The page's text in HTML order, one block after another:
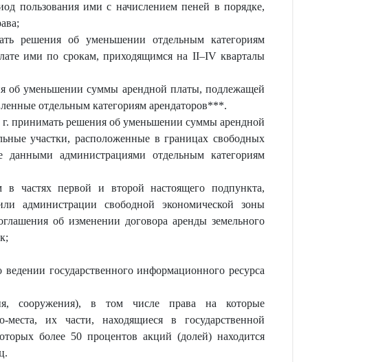
пользования ими с начислением пеней в порядке,
решения об уменьшении отдельным категориям
ими по срокам, приходящимся на II–IV кварталы
об уменьшении суммы арендной платы, подлежащей
отдельным категориям арендаторов***.
принимать решения об уменьшении суммы арендной
участки, расположенные в границах свободных
данными администрациями отдельным категориям
в частях первой и второй настоящего подпункта,
администрации свободной экономической зоны
об изменении договора аренды земельного
государственного информационного ресурса
сооружения), в том числе права на которые
их части, находящиеся в государственной
более 50 процентов акций (долей) находится